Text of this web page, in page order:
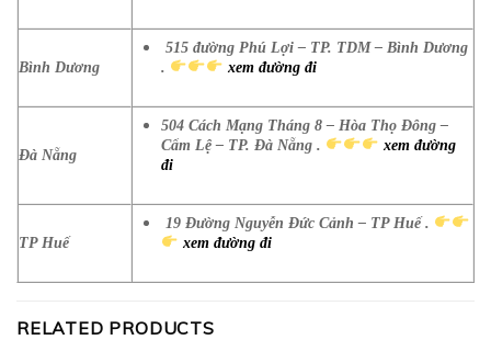
Bình Dương
515 đường Phú Lợi – TP. TDM – Bình Dương
.
xem đường đi
Đà Nẵng
504 Cách Mạng Tháng 8 – Hòa Thọ Đông –
Cẩm Lệ – TP. Đà Nẵng .
xem đường
đi
TP Huế
19 Đường Nguyễn Đức Cảnh – TP Huế .
xem đường đi
RELATED PRODUCTS